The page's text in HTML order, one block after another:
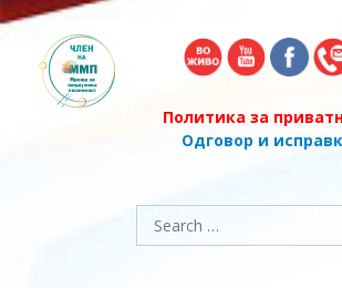
Политика за
Одговор и
Search
for: